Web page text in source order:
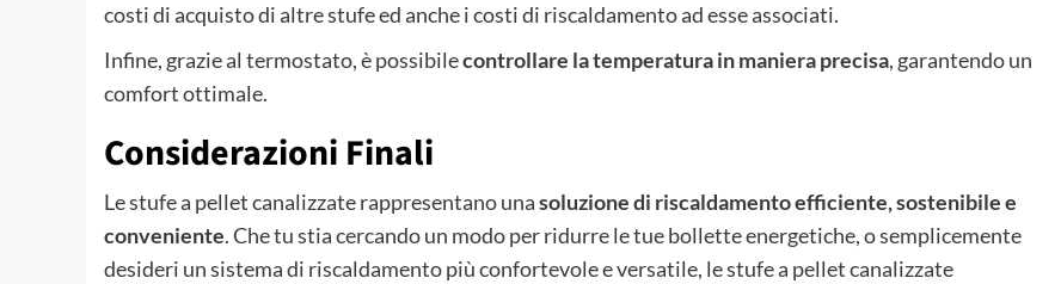
costi di acquisto di altre stufe ed anche i costi di riscaldamento ad esse associati.
Infine, grazie al termostato, è possibilecontrollare la temperatura in maniera precisa, garantendo un
comfort ottimale.
Considerazioni Finali
Le stufe a pellet canalizzate rappresentano unasoluzione di riscaldamento efficiente, sostenibile e
conveniente. Che tu stia cercando un modo per ridurre le tue bollette energetiche, o semplicemente
desideri un sistema di riscaldamento più confortevole e versatile, le stufe a pellet canalizzate